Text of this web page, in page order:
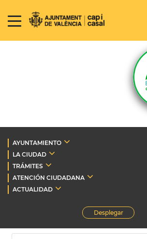
AYUNTAMIENTO
LA CIUDAD
TRÁMITES
ATENCIÓN CIUDADANA
ACTUALIDAD
Desplegar